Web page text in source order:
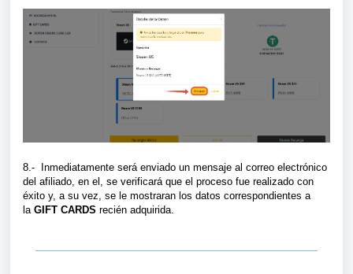
8.- Inmediatamente será enviado un mensaje al correo electrónico
del afiliado, en el, se verificará que el proceso fue realizado con
éxito y, a su vez, se le mostraran los datos correspondientes a
la GIFT CARDS recién adquirida.